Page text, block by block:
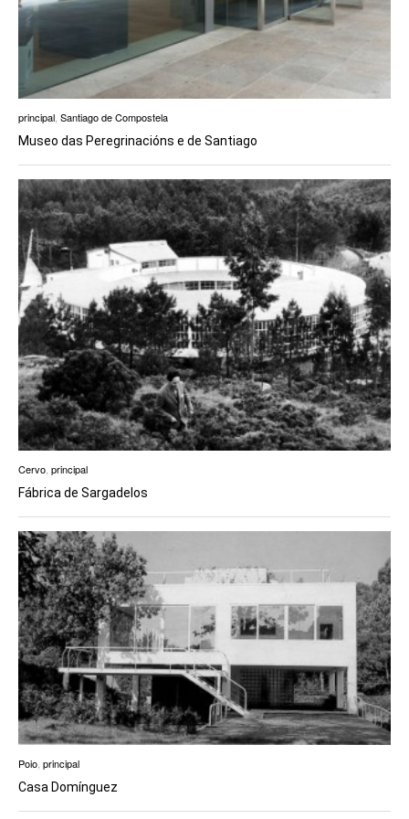
principal Santiago de Compostela
Museo das Peregrinacións e de Santiago
Cervo, principal
Fábrica de Sargadelos
Poio, principal
Casa Domínguez